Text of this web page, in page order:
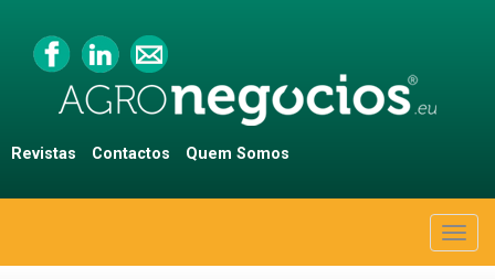
Revistas Contactos Quem Somos